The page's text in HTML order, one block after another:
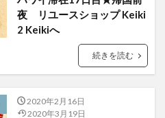
夜 リユースショップ Keiki
2 Keikiへ
続きを読む
2020年2月16日
2020年3月19日